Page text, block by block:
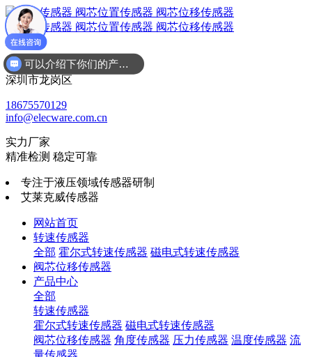
广东省
深圳市龙岗区
18675570129
info@elecware.com.cn
实力厂家
精准检测 稳定可靠
专注于液压领域传感器研制
艾莱克威传感器
网站首页
转速传感器
全部 霍尔式转速传感器 磁电式转速传感器
阀芯位移传感器
产品中心
全部
转速传感器
霍尔式转速传感器 磁电式转速传感器
阀芯位移传感器 角度传感器 压力传感器 温度传感器 流
量传感器
可以介绍下你们的产品么